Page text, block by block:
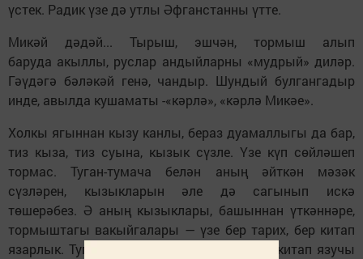
үстек. Радик үзе дә утлы Әфганстанны үтте.
Микәй дәдәй... Тырыш, эшчән, тормыш алып
баруда акыллы, руслар андыйларны «мудрый» диләр.
Гәүдәгә бәләкәй генә, чандыр. Шундый булгангадыр
инде, авылда кушаматы -«кәрлә», «кәрлә Микәе».
Холкы ягыннан кызу канлы, бераз дуамаллыгы да бар,
тиз кыза, тиз суына, кызык сүзле. Үзе күп сөйләшеп
тормас. Туган-тумача белән аның әйткән мәзәк
сүзләрен, кызыкларын әле дә сагынып искә
төшерәбез. Ә аның кызыклары, башыннан үткәннәре,
тормыштагы вакыйгалары — үзе бер тарих, бер китап
язарлык. Туганнар, безнең нәсел турында китап язучы